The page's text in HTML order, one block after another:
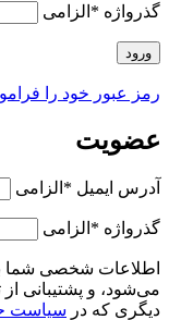
گذرواژه * الزامی
ورود
رمز عبور خود را
عضویت
آدرس ایمیل * الزامی
گذرواژه * الزامی
اطلاعات شخصی شما
می‌شود، و پشتیبانی
دیگری که در سیاست